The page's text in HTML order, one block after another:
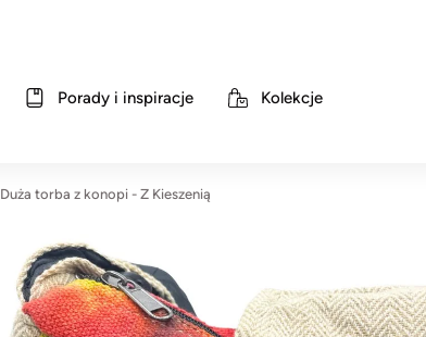
Porady i inspiracje Kolekcje
Duża torba z konopi - Z Kieszenią